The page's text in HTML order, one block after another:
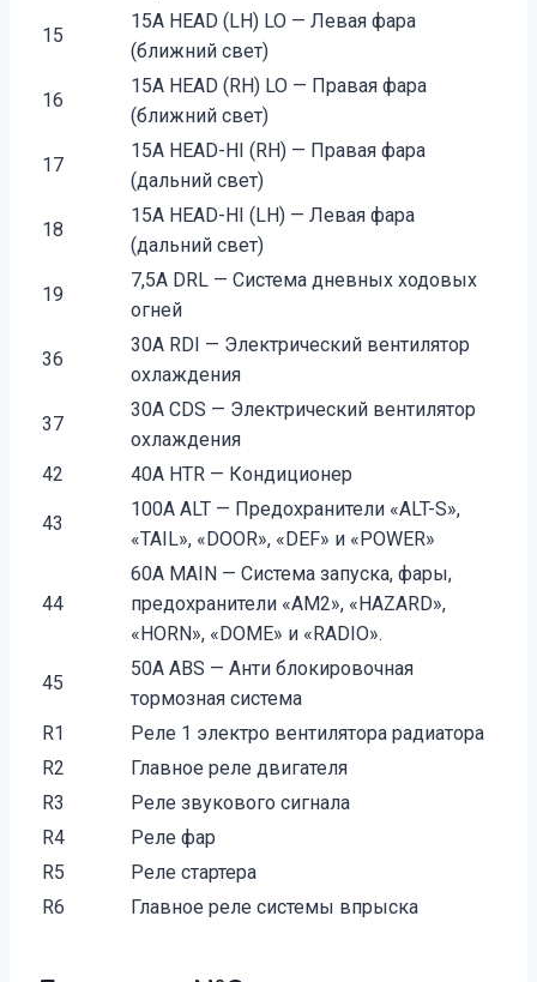
15
15A HEAD (LH) LO — Левая фара
(ближний свет)
16
15A HEAD (RH) LO — Правая фара
(ближний свет)
17
15A HEAD-HI (RH) — Правая фара
(дальний свет)
18
15A HEAD-HI (LH) — Левая фара
(дальний свет)
19
7,5A DRL — Система дневных ходовых
огней
36
30A RDI — Электрический вентилятор
охлаждения
37
30A CDS — Электрический вентилятор
охлаждения
42
40A HTR — Кондиционер
43
100A ALT — Предохранители «ALT-S»,
«TAIL», «DOOR», «DEF» и «POWER»
44
60A MAIN — Система запуска, фары,
предохранители «AM2», «HAZARD»,
«HORN», «DOME» и «RADIO».
45
50A ABS — Анти блокировочная
тормозная система
R1
Реле 1 электро вентилятора радиатора
R2
Главное реле двигателя
R3
Реле звукового сигнала
R4
Реле фар
R5
Реле стартера
R6
Главное реле системы впрыска